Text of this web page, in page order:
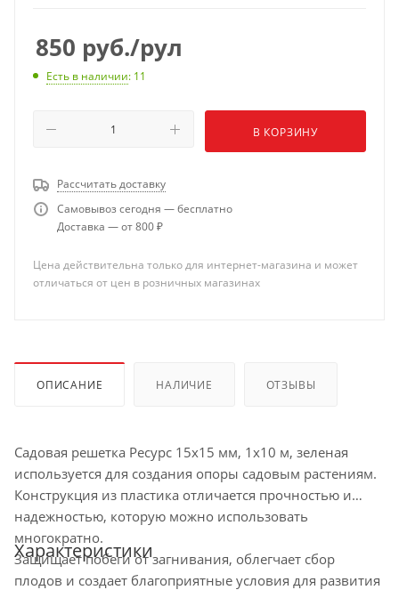
850 руб./рул
Есть в наличии: 11
В КОРЗИНУ
Рассчитать доставку
Самовывоз сегодня — бесплатно
Доставка — от 800 ₽
Цена действительна только для интернет-магазина и может
отличаться от цен в розничных магазинах
ОПИСАНИЕ НАЛИЧИЕ ОТЗЫВЫ
Садовая решетка Ресурс 15х15 мм, 1х10 м, зеленая
используется для создания опоры садовым растениям.
Конструкция из пластика отличается прочностью и
надежностью, которую можно использовать
многократно.
Защищает побеги от загнивания, облегчает сбор
плодов и создает благоприятные условия для развития
Характеристики